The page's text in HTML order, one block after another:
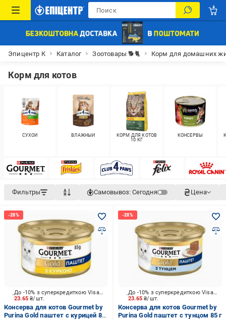
Эпицентр К Каталог Зоотовары 🐕🐈 Корм для домашних
Корм для котов
СУХОЙ ВЛАЖНЫЙ
КОРМ ДЛЯ КОТОВ
10 КГ
КОНСЕРВЫ
Фильтры Самовывоз: Сегодня Цена
23.65₴/шт.
До -10% з суперкредиткою Visa Вигода
Консерва для котов Gourmet by
Purina Gold паштет с курицей 85
23.65₴/шт.
До -10% з суперкредиткою Visa Вигода
Консерва для котов Gourmet by
Purina Gold паштет с тунцом 85 г